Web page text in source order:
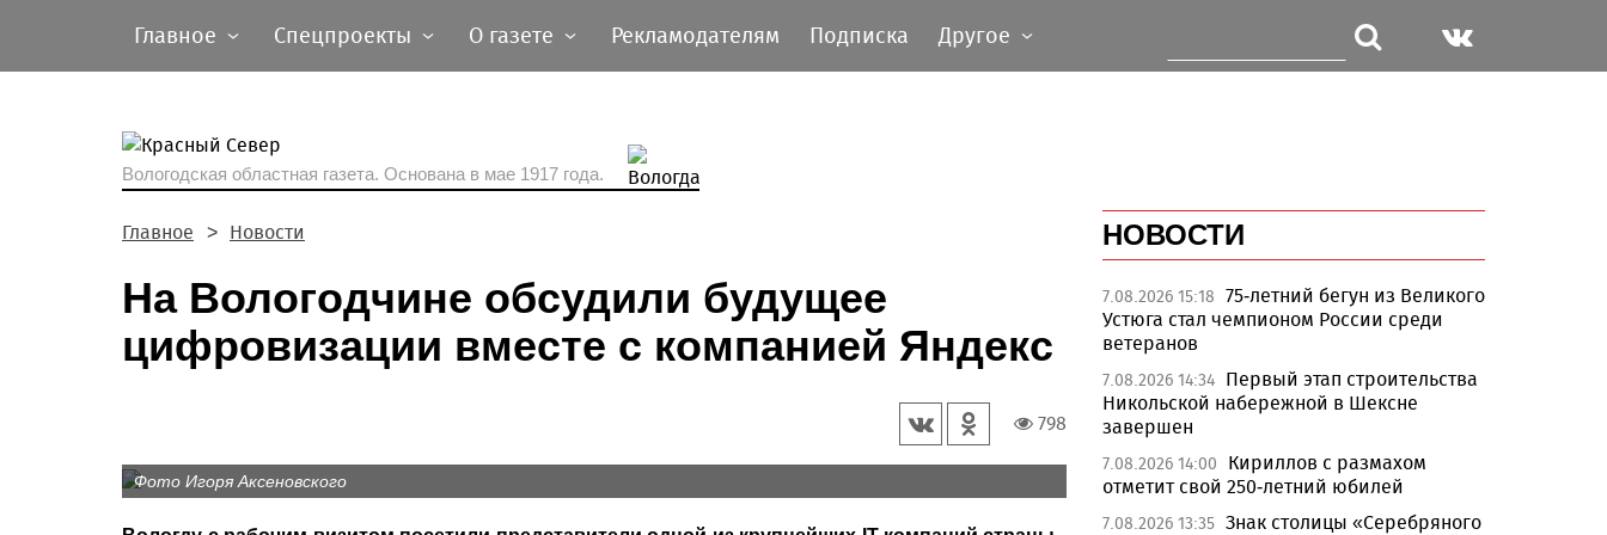
Главное Спецпроекты О газете Рекламодателям Подписка Другое
Вологодская областная газета. Основана в мае 1917 года.
Главное Новости
На Вологодчине обсудили будущее
цифровизации вместе с компанией Яндекс
798
Фото Игоря Аксеновского
НОВОСТИ
7.08.2026 15:18 75-летний бегун из Великого
Устюга стал чемпионом России среди
ветеранов
7.08.2026 14:34 Первый этап строительства
Никольской набережной в Шексне
завершен
7.08.2026 14:00
Кириллов с размахом
отметит свой 250-летний юбилей
7.08.2026 13:35 Знак столицы «Серебряного